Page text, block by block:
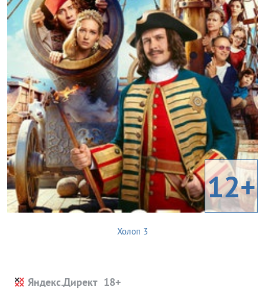
12+
Холоп 3
Яндекс.Директ